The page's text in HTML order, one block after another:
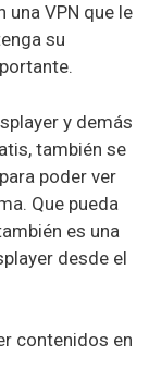
una VPN que le
su
y demás
también se
para poder ver
Que pueda
es una
desde el